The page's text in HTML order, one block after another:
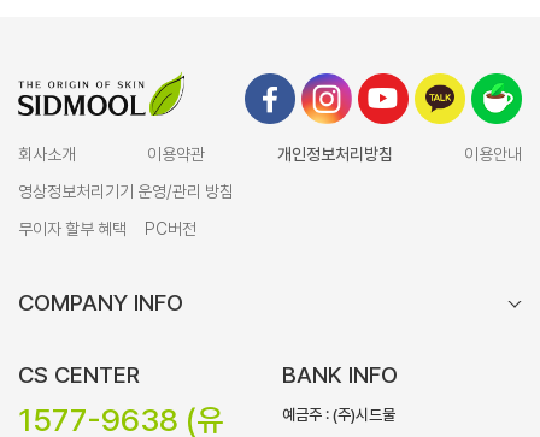
회사소개 이용약관 개인정보처리방침
이용안내
영상정보처리기기 운영/관리 방침
무이자 할부 혜택
PC버전
COMPANY INFO
CS CENTER
1577-9638 (유
BANK INFO
예금주 : (주)시드물